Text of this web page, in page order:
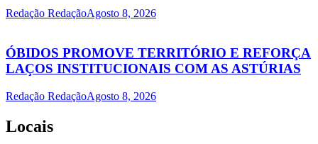
Redação RedaçãoAgosto 8, 2026
ÓBIDOS PROMOVE TERRITÓRIO E REFORÇA
LAÇOS INSTITUCIONAIS COM AS ASTÚRIAS
Redação RedaçãoAgosto 8, 2026
Locais